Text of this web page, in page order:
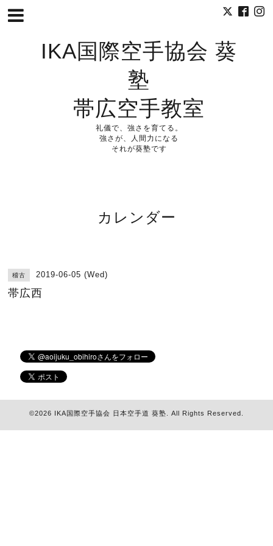
IKA国際空手協会 葵
塾
帯広空手教室
礼儀で、強さを育てる。
強さが、人間力になる
それが葵塾です
カレンダー
稽古 2019-06-05 (Wed)
帯広西
©2026 IKA国際空手協会 日本空手道 葵塾 . All Rights Reserved.